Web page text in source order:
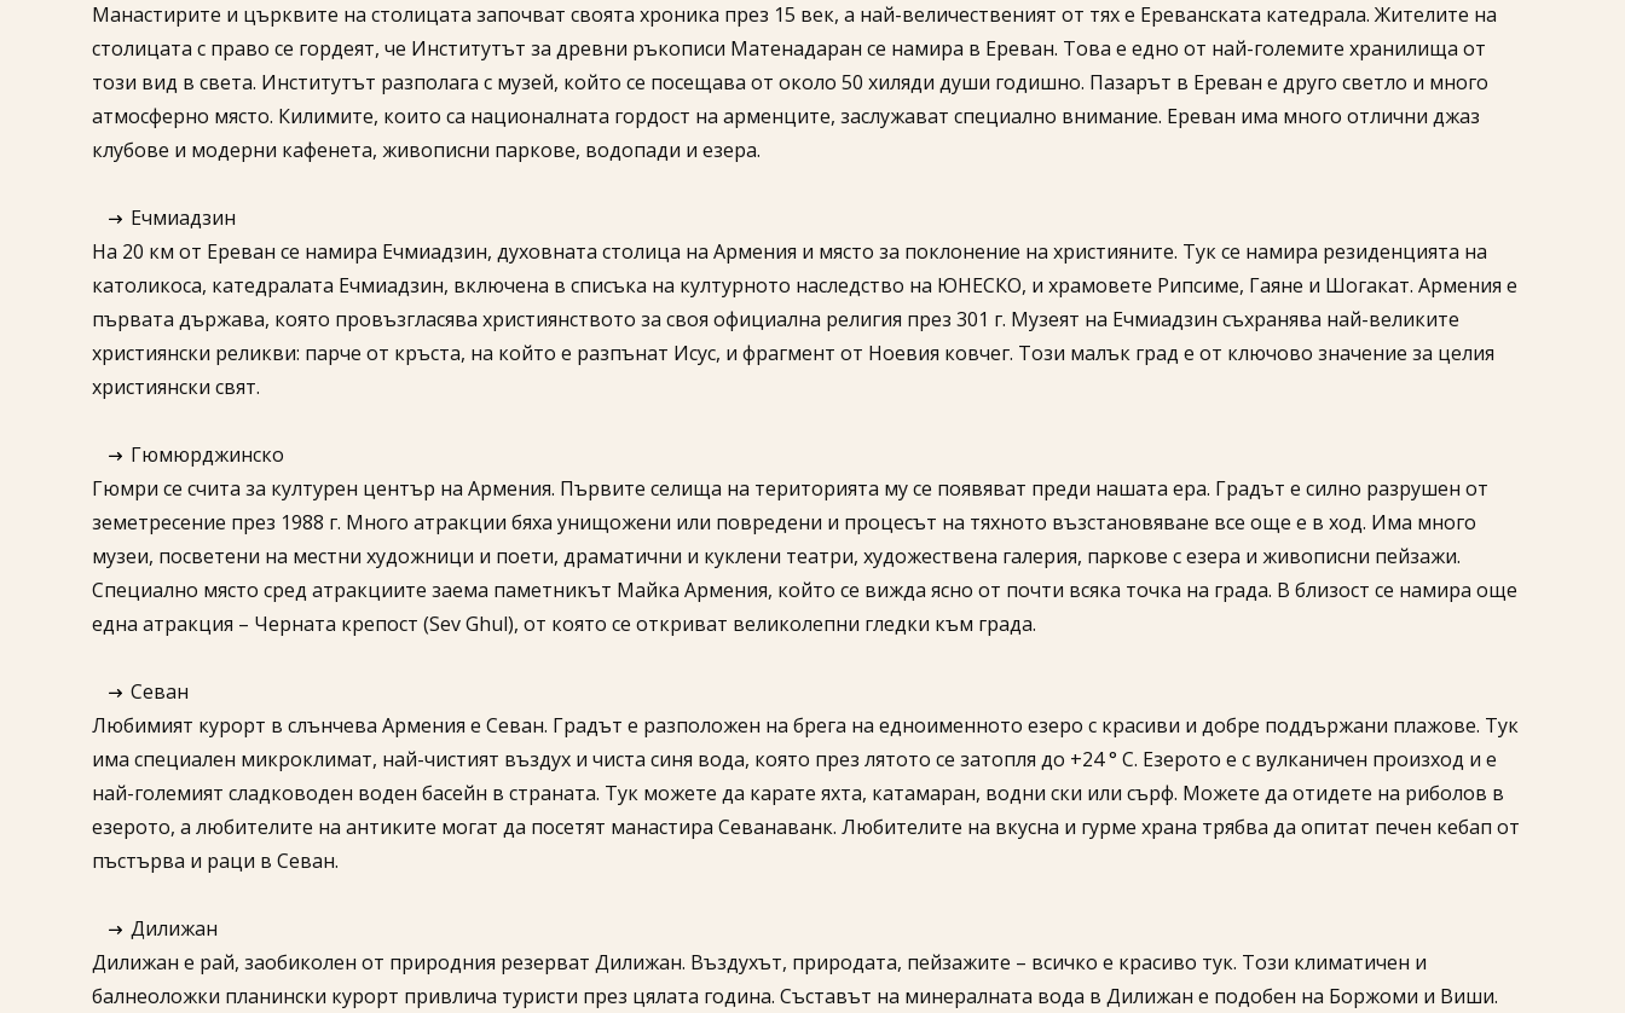
Манастирите и църквите на столицата започват своята хроника през 15 век, а най-величественият от тях е Ереванската катедрала. Жителите на
столицата с право се гордеят, че Институтът за древни ръкописи Матенадаран се намира в Ереван. Това е едно от най-големите хранилища от
този вид в света. Институтът разполага с музей, който се посещава от около 50 хиляди души годишно. Пазарът в Ереван е друго светло и много
атмосферно място. Килимите, които са националната гордост на арменците, заслужават специално внимание. Ереван има много отлични джаз
клубове и модерни кафенета, живописни паркове, водопади и езера.
Ечмиадзин
На 20 км от Ереван се намира Ечмиадзин, духовната столица на Армения и място за поклонение на християните. Тук се намира резиденцията на
католикоса, катедралата Ечмиадзин, включена в списъка на културното наследство на ЮНЕСКО, и храмовете Рипсиме, Гаяне и Шогакат. Армения е
първата държава, която провъзгласява християнството за своя официална религия през 301 г. Музеят на Ечмиадзин съхранява най-великите
християнски реликви: парче от кръста, на който е разпънат Исус, и фрагмент от Ноевия ковчег. Този малък град е от ключово значение за целия
християнски свят.
Гюмюрджинско
Гюмри се счита за културен център на Армения. Първите селища на територията му се появяват преди нашата ера. Градът е силно разрушен от
земетресение през 1988 г. Много атракции бяха унищожени или повредени и процесът на тяхното възстановяване все още е в ход. Има много
музеи, посветени на местни художници и поети, драматични и куклени театри, художествена галерия, паркове с езера и живописни пейзажи.
Специално място сред атракциите заема паметникът Майка Армения, който се вижда ясно от почти всяка точка на града. В близост се намира още
една атракция – Черната крепост (Sev Ghul), от която се откриват великолепни гледки към града.
Севан
Любимият курорт в слънчева Армения е Севан. Градът е разположен на брега на едноименното езеро с красиви и добре поддържани плажове. Тук
има специален микроклимат, най-чистият въздух и чиста синя вода, която през лятото се затопля до +24 ° C. Езерото е с вулканичен произход и е
най-големият сладководен воден басейн в страната. Тук можете да карате яхта, катамаран, водни ски или сърф. Можете да отидете на риболов в
езерото, а любителите на антиките могат да посетят манастира Севанаванк. Любителите на вкусна и гурме храна трябва да опитат печен кебап от
пъстърва и раци в Севан.
Дилижан
Дилижан е рай, заобиколен от природния резерват Дилижан. Въздухът, природата, пейзажите – всичко е красиво тук. Този климатичен и
балнеоложки планински курорт привлича туристи през цялата година. Съставът на минералната вода в Дилижан е подобен на Боржоми и Виши.